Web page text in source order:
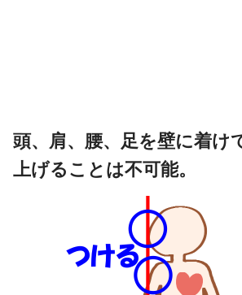
頭、肩、腰、足を壁に着け
上げることは不可能。